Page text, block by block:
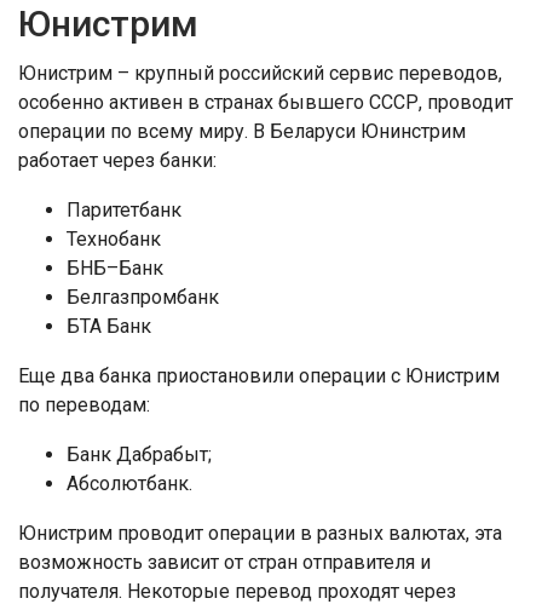
Юнистрим
Юнистрим – крупный российский сервис переводов,
особенно активен в странах бывшего СССР, проводит
операции по всему миру. В Беларуси Юнинстрим
работает через банки:
Паритетбанк
Технобанк
БНБ–Банк
Белгазпромбанк
БТА Банк
Еще два банка приостановили операции с Юнистрим
по переводам:
Банк Дабрабыт;
Абсолютбанк.
Юнистрим проводит операции в разных валютах, эта
возможность зависит от стран отправителя и
получателя. Некоторые перевод проходят через